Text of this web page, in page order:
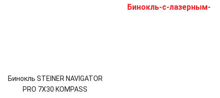
Бинокль STEINER NAVIGATOR
PRO 7X30 KOMPASS